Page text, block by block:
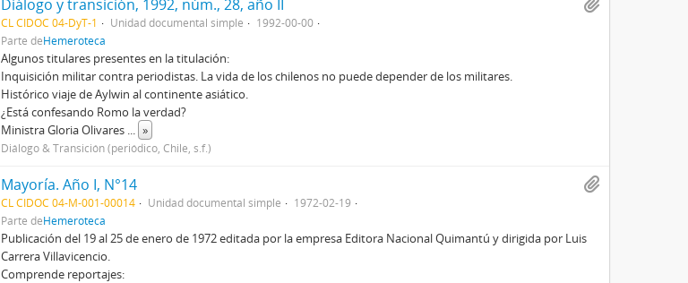
Diálogo y transición, 1992, núm., 28, año II
CL CIDOC 04-DyT-1 Unidad documental simple
1992-00-00
Parte deHemeroteca
Algunos titulares presentes en la titulación:
Inquisición militar contra periodistas. La vida de los chilenos no puede depender de los militares.
Histórico viaje de Aylwin al continente asiático.
¿Está confesando Romo la verdad?
Ministra Gloria Olivares ... »
Diálogo & Transición (periódico, Chile, s.f.)
Mayoría. Año I, N°14
CL CIDOC 04-M-001-00014 Unidad documental simple
1972-02-19
Parte deHemeroteca
Publicación del 19 al 25 de enero de 1972 editada por la empresa Editora Nacional Quimantú y dirigida por Luis
Carrera Villavicencio.
Comprende reportajes: